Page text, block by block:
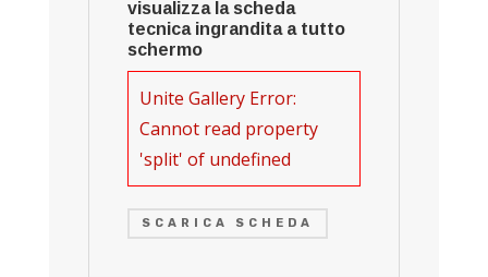
visualizza la scheda
tecnica ingrandita a tutto
schermo
Unite Gallery Error:
Cannot read property
'split' of undefined
SCARICA SCHEDA